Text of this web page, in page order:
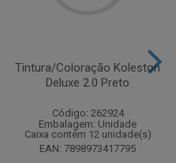
Tintura/Coloração Koleston
Deluxe 2.0 Preto
Código: 262924
Embalagem: Unidade
Caixa contém 12 unidade(s)
EAN: 7898973417795